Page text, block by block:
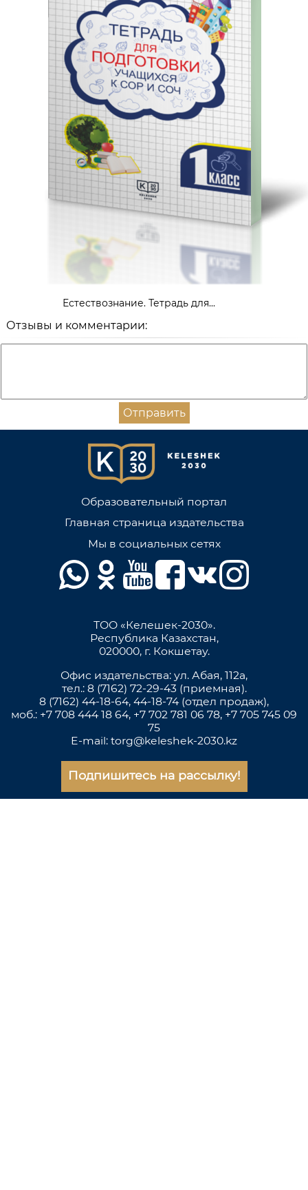
Естествознание. Тетрадь для...
Отзывы и комментарии:
Отправить
Образовательный портал
Главная страница издательства
Мы в социальных сетях
ТОО «Келешек-2030».
Республика Казахстан,
020000, г. Кокшетау.
Офис издательства: ул. Абая, 112а,
тел.: 8 (7162) 72-29-43 (приемная).
8 (7162) 44-18-64, 44-18-74 (отдел продаж),
моб.: +7 708 444 18 64, +7 702 781 06 78, +7 705 745 09
75
E-mail: torg@keleshek-2030.kz
Подпишитесь на рассылку!